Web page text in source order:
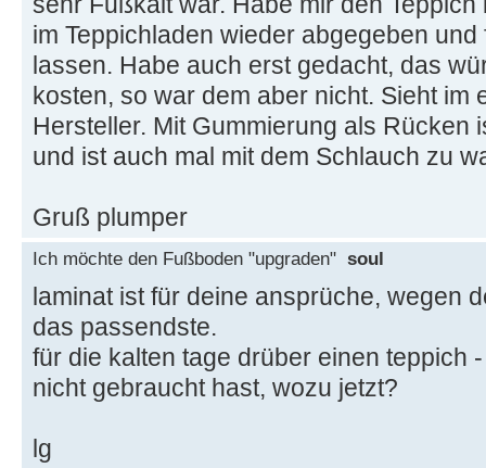
im Teppichladen wieder abgegeben
lassen. Habe auch erst gedacht, das
kosten, so war dem aber nicht. Sieht im
Hersteller. Mit Gummierung als Rücken
und ist auch mal mit dem Schlauch zu
Gruß plumper
Ich möchte den Fußboden "upgraden" soul
laminat ist für deine ansprüche, wegen
das passendste.
für die kalten tage drüber einen teppich
nicht gebraucht hast, wozu jetzt?
lg